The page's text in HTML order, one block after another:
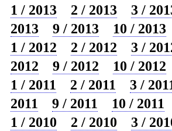
1 / 2013
2 / 2013
3 /
2013
9 / 2013
10 / 2013
1 / 2012
2 / 2012
3 /
2012
9 / 2012
10 / 2012
1 / 2011
2 / 2011
3 /
2011
9 / 2011
10 / 2011
1 / 2010
2 / 2010
3 /